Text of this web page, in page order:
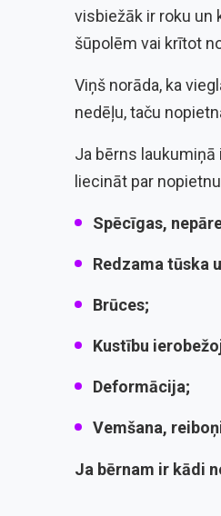
visbiežāk ir roku un
šūpolēm vai krītot
Viņš norāda, ka
nedēļu, taču
Ja bērns
liecināt par
Spēcīgas,
Redzama tūska
Brūces;
Kustību
Deformācija;
Vemšana,
Ja bērnam ir kādi